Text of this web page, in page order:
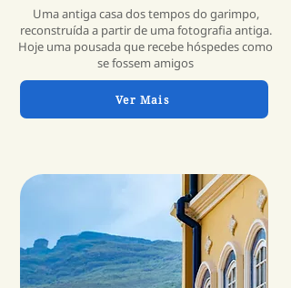
Uma antiga casa dos tempos do garimpo,
reconstruída a partir de uma fotografia antiga.
Hoje uma pousada que recebe hóspedes como
se fossem amigos
Ver Mais